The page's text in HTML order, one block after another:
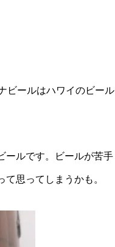
ビールはハワイのビール
ールです。ビールが苦手
思ってしまうかも。